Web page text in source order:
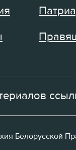
Белорусской